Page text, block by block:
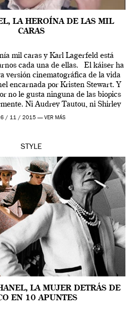
LA HEROÍNA DE LAS MIL
CARAS
mil caras y Karl Lagerfeld está
cada una de ellas. El káiser ha
versión cinematográfica de la vida
encarnada por Kristen Stewart. Y
no le gusta ninguna de las biopics
Ni Audrey Tautou, ni Shirley
ni ninguna otra. A él […]
/ 11 / 2015 — VER MÁS
STYLE
LA MUJER DETRÁS DE
EN 10 APUNTES